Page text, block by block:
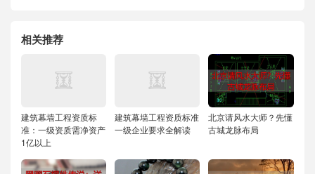
相关推荐
建筑幕墙工程资质标
准：一级资质需净资产
1亿以上
建筑幕墙工程资质标准
一级企业要求全解读
北京请风水大师？先懂
古城龙脉布局